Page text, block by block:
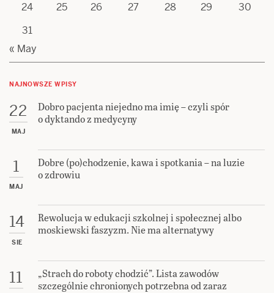
24
25 26 27 28 29
30
31
« May
NAJNOWSZE WPISY
22
MAJ
Dobro pacjenta niejedno ma imię – czyli spór
o dyktando z medycyny
1
MAJ
Dobre (po)chodzenie, kawa i spotkania – na luzie
o zdrowiu
14
SIE
Rewolucja w edukacji szkolnej i społecznej albo
moskiewski faszyzm. Nie ma alternatywy
11
„Strach do roboty chodzić”. Lista zawodów
szczególnie chronionych potrzebna od zaraz